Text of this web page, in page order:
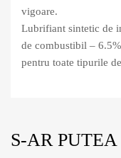
vigoare.
Lubrifiant sintetic de
de combustibil –
pentru toate tipurile
S-AR